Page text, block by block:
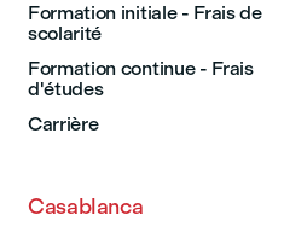
Formation initiale - Frais de
scolarité
Formation continue - Frais
d'études
Carrière
Casablanca